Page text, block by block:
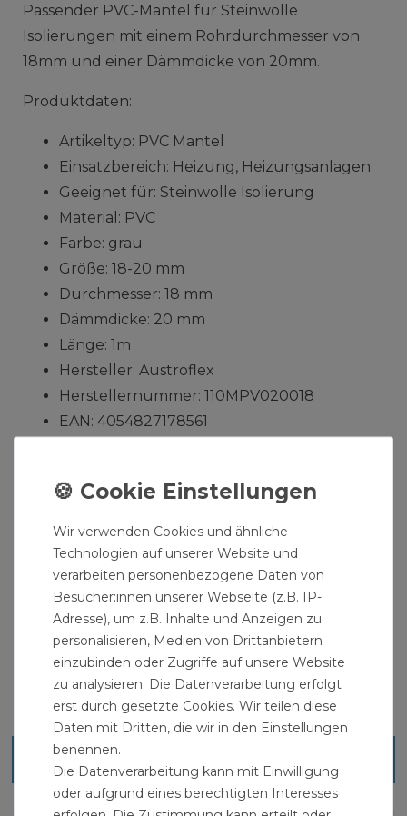
Passender PVC-Mantel für Steinwolle
Isolierungen mit einem Rohrdurchmesser von
18mm und einer Dämmdicke von 20mm.
Produktdaten:
Artikeltyp: PVC Mantel
Einsatzbereich: Heizung, Heizungsanlagen
Geeignet für: Steinwolle Isolierung
Material: PVC
Farbe: grau
Größe: 18-20 mm
Durchmesser: 18 mm
Dämmdicke: 20 mm
Länge: 1m
Hersteller: Austroflex
Herstellernummer: 110MPV020018
EAN: 4054827178561
Isolierung Hülle
" >Steinwolle
RohrisolierungenRohrisolierungSanitär
Blick ins Sortiment
Wir verwenden Cookies und ähnliche
Technologien auf unserer Website und
verarbeiten personenbezogene Daten von
Besucher:innen unserer Webseite (z.B. IP-
Adresse), um z.B. Inhalte und Anzeigen zu
personalisieren, Medien von Drittanbietern
einzubinden oder Zugriffe auf unsere Website
zu analysieren. Die Datenverarbeitung erfolgt
erst durch gesetzte Cookies. Wir teilen diese
Daten mit Dritten, die wir in den Einstellungen
benennen.
Die Datenverarbeitung kann mit Einwilligung
oder aufgrund eines berechtigten Interesses